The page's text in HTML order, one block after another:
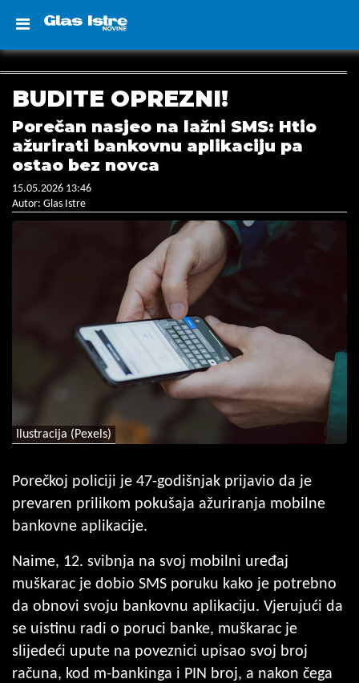
BUDITE OPREZNI!
Porečan nasjeo na lažni SMS: Htio
ažurirati bankovnu aplikaciju pa
ostao bez novca
15.05.2026 13:46
Autor: Glas Istre
Ilustracija (Pexels)
Porečkoj policiji je 47-godišnjak prijavio da je
prevaren prilikom pokušaja ažuriranja mobilne
bankovne aplikacije.
Naime, 12. svibnja na svoj mobilni uređaj
muškarac je dobio SMS poruku kako je potrebno
da obnovi svoju bankovnu aplikaciju. Vjerujući da
se uistinu radi o poruci banke, muškarac je
slijedeći upute na poveznici upisao svoj broj
računa, kod m-bankinga i PIN broj, a nakon čega